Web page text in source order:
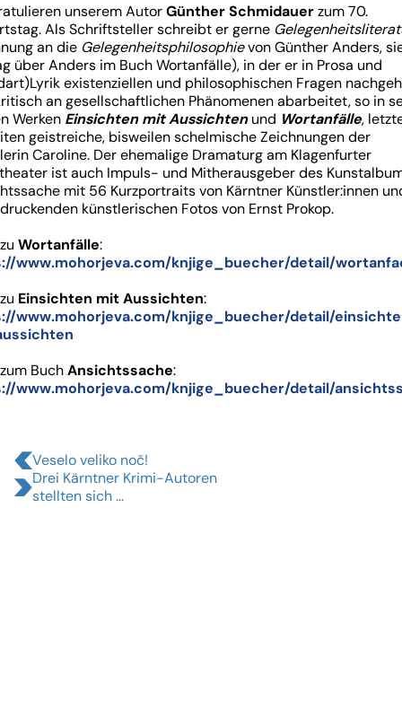
unserem AutorGünther Schmidauerzum 70.
Als Schriftsteller schreibt er gerne
an die Gelegenheitsphilosophievon Günther Anders,
über Anders im Buch Wortanfälle), in der er in Prosa und
existenziellen und philosophischen Fragen
an gesellschaftlichen Phänomenen abarbeitet, so in
Werken Einsichten mit Aussichtenund Wortanfälle,
geistreiche, bisweilen schelmische Zeichnungen der
Caroline. Der ehemalige Dramaturg am Klagenfurter
ist auch Impuls- und Mitherausgeber des
mit 56 Kurzportraits von Kärntner Künstler:innen
künstlerischen Fotos von Ernst Prokop.
Wortanfälle:
www.mohorjeva.com/knjige_buecher/detail/
Einsichten mit Aussichten:
www.mohorjeva.com/knjige_buecher/detail/
BuchAnsichtssache:
www.mohorjeva.com/knjige_buecher/detail/
Veselo veliko noč!
Drei Kärntner Krimi-Autoren
stellten sich ...